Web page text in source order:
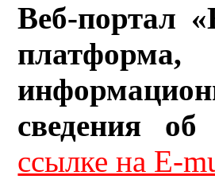
Веб-портал
сведения
ссылке на E-